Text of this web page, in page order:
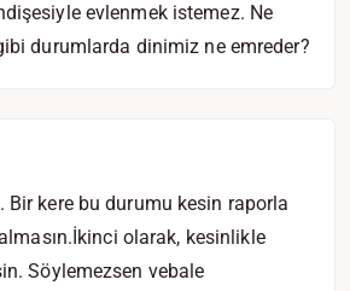
evlenmek istemez. Ne
durumlarda dinimiz ne emreder?
Bir kere bu durumu kesin raporla
olarak, kesinlikle
Söylemezsen vebale